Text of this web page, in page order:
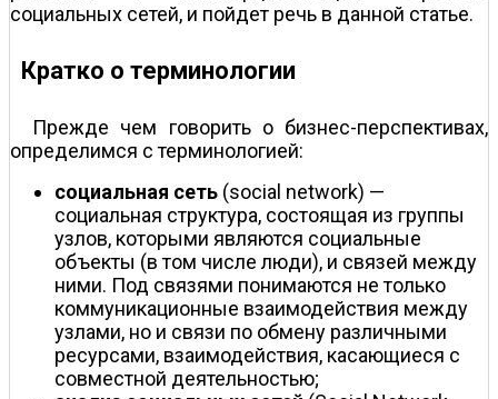
социальных сетей, и пойдет речь в данной статье.
Кратко о терминологии
Прежде чем говорить о бизнес-перспективах,
определимся с терминологией:
социальная сеть (social network) —
социальная структура, состоящая из группы
узлов, которыми являются социальные
объекты (в том числе люди), и связей между
ними. Под связями понимаются не только
коммуникационные взаимодействия между
узлами, но и связи по обмену различными
ресурсами, взаимодействия, касающиеся с
совместной деятельностью;